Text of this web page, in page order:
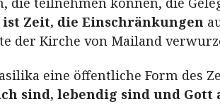
ist Zeit, die Einschränkungen
der Kirche von Mailand
eine öffentliche Form des
sind, lebendig sind und Gott